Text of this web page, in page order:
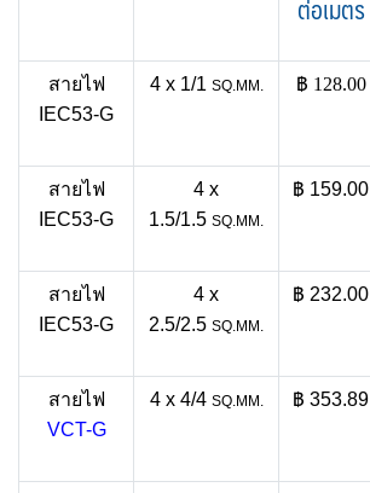
ต่อเมตร
สายไฟ
IEC53-G
4 x 1/1 SQ.MM. ฿ 128.00
สายไฟ
IEC53-G
4 x
1.5/1.5 SQ.MM.
฿ 159.00
สายไฟ
IEC53-G
4 x
2.5/2.5 SQ.MM.
฿ 232.00
สายไฟ
VCT-G
4 x 4/4 SQ.MM. ฿ 353.89